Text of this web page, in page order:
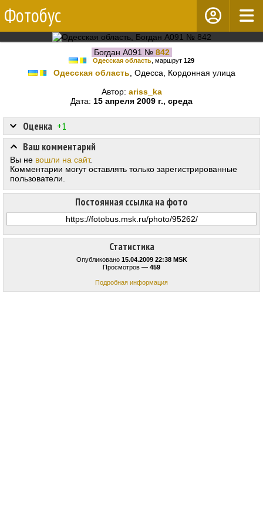
Фотобус
Богдан А091 № 842
Одесская область , маршрут 129
Одесская область , Одесса, Кордонная улица
Автор: ariss_ka
Дата: 15 апреля 2009 г., среда
Статистика
Опубликовано 15.04.2009 22:38 MSK
Просмотров — 459
Подробная информация
Оценка +1
Постоянная ссылка на фото
Ваш комментарий
Вы не вошли на сайт.
Комментарии могут оставлять только зарегистрированные
пользователи.